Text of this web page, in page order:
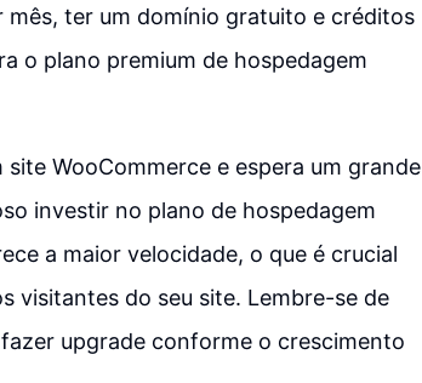
ter um domínio gratuito e créditos
o plano premium de hospedagem
WooCommerce e espera um grande
investir no plano de hospedagem
a maior velocidade, o que é crucial
visitantes do seu site. Lembre-se de
upgrade conforme o crescimento